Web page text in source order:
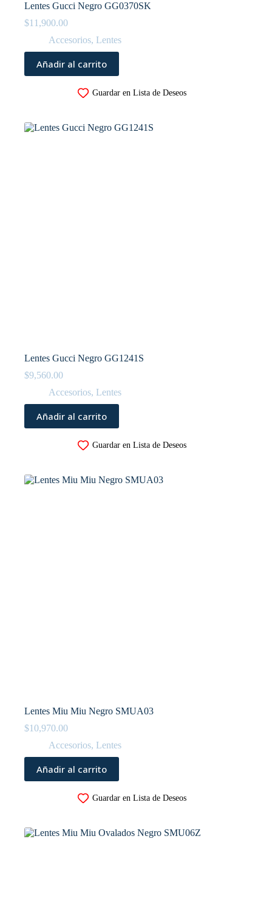
Lentes Gucci Negro GG0370SK
$11,900.00
Accesorios, Lentes
Añadir al carrito
Guardar en Lista de Deseos
Lentes Gucci Negro GG1241S
$9,560.00
Accesorios, Lentes
Añadir al carrito
Guardar en Lista de Deseos
Lentes Miu Miu Negro SMUA03
$10,970.00
Accesorios, Lentes
Añadir al carrito
Guardar en Lista de Deseos